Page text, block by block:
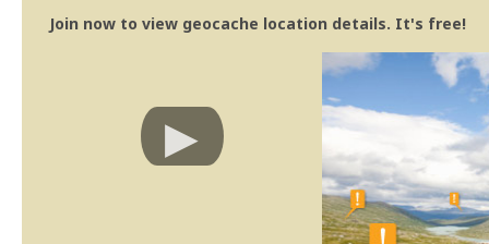
Join now to view geocache location details. It's free!